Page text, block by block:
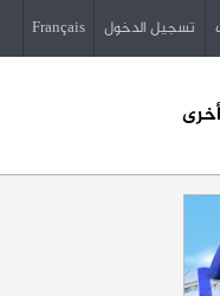
تسجيل الدخول Français